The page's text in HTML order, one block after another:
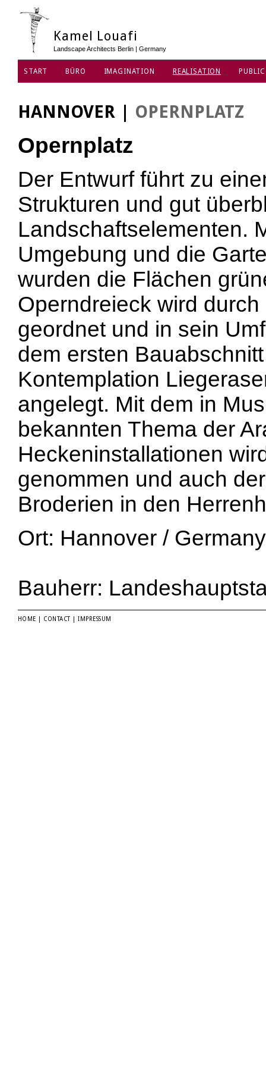
Kamel Louafi
Landscape Architects Berlin | Germany
START BÜRO IMAGINATION REALISATION
HANNOVER OPERNPLATZ
Opernplatz
Der Entwurf führt zu
Strukturen und gut
Landschaftselementen.
Umgebung und die
wurden die Flächen
Operndreieck wird
geordnet und in sein
dem ersten
Kontemplation
angelegt. Mit dem in
bekannten Thema der
Heckeninstallationen
genommen und auch
Broderien in den
Ort: Hannover / Germany
Bauherr:
HOME CONTACT |IMPRESSUM